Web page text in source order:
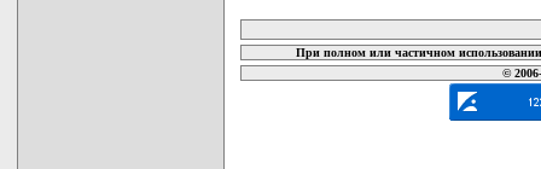
При полном или частичном
©